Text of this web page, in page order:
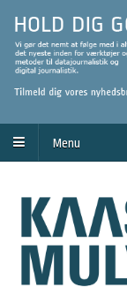
Menu